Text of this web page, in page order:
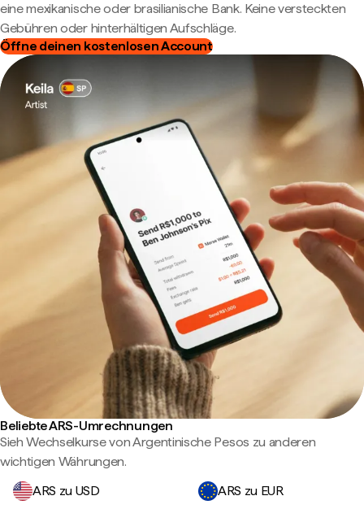
eine mexikanische oder brasilianische Bank. Keine versteckten
Gebühren oder hinterhältigen Aufschläge.
Öffne deinen kostenlosen Account
Beliebte ARS-Umrechnungen
Sieh Wechselkurse von Argentinische Pesos zu anderen
wichtigen Währungen.
ARS zu USD
ARS zu EUR